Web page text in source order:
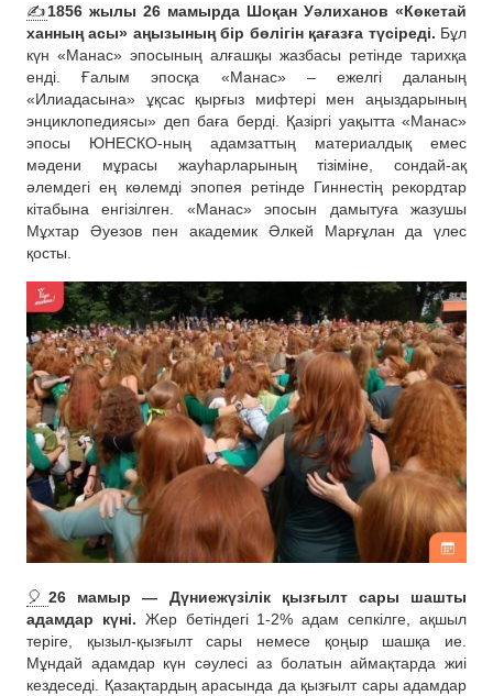
✍️1856 жылы 26 мамырда Шоқан Уәлиханов «Көкетай
ханның асы» аңызының бір бөлігін қағазға түсіреді. Бұл
күн «Манас» эпосының алғашқы жазбасы ретінде тарихқа
енді. Ғалым эпосқа «Манас» – ежелгі даланың
«Илиадасына» ұқсас қырғыз мифтері мен аңыздарының
энциклопедиясы» деп баға берді. Қазіргі уақытта «Манас»
эпосы ЮНЕСКО-ның адамзаттың материалдық емес
мәдени мұрасы жауһарларының тізіміне, сондай-ақ
әлемдегі ең көлемді эпопея ретінде Гиннестің рекордтар
кітабына енгізілген. «Манас» эпосын дамытуға жазушы
Мұхтар Әуезов пен академик Әлкей Марғұлан да үлес
қосты.
🎈26 мамыр — Дүниежүзілік қызғылт сары шашты
адамдар күні. Жер бетіндегі 1-2% адам сепкілге, ақшыл
теріге, қызыл-қызғылт сары немесе қоңыр шашқа ие.
Мұндай адамдар күн сәулесі аз болатын аймақтарда жиі
кездеседі. Қазақтардың арасында да қызғылт сары адамдар